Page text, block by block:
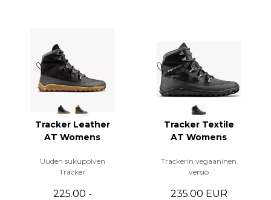
Tracker Leather
AT Womens
Uuden sukupolven
Tracker
225.00 -
Tracker Textile
AT Womens
Trackerin vegaaninen
versio
235.00 EUR